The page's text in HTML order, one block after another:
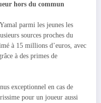
hors du commun
parmi les jeunes les
sources proches du
à 15 millions d’euros, avec
à des primes de
exceptionnel en cas de
pour un joueur aussi